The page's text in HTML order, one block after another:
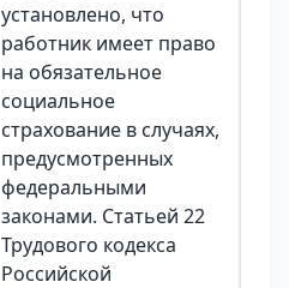
установлено, что
работник имеет право
на обязательное
социальное
страхование в случаях,
предусмотренных
федеральными
законами. Статьей 22
Трудового кодекса
Российской